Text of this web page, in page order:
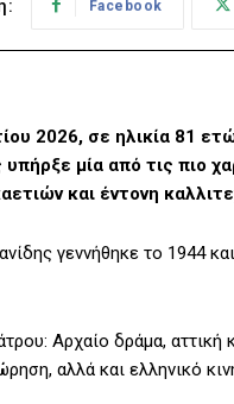
Facebook
2026, σε ηλικία 81
μία από τις πιο
και έντονη
γεννήθηκε το 1944
Αρχαίο δράμα,
αλλά και ελληνικό